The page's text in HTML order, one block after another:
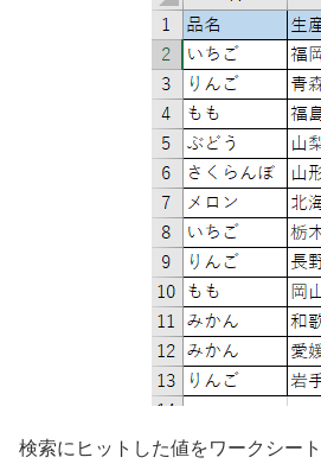
検索にヒットした値をワークシー